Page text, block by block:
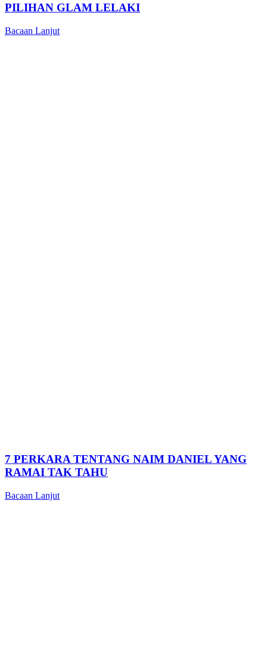
PILIHAN GLAM LELAKI
Bacaan Lanjut
7 PERKARA TENTANG NAIM DANIEL YANG
RAMAI TAK TAHU
Bacaan Lanjut